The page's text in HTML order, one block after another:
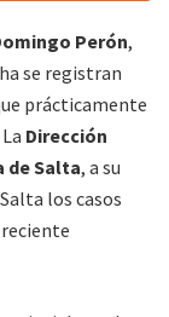
Perón,
se registran
prácticamente
Dirección
de Salta, a su
los casos